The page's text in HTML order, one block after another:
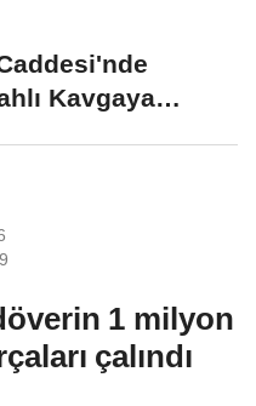
Kavgaya
1 milyon
çalındı